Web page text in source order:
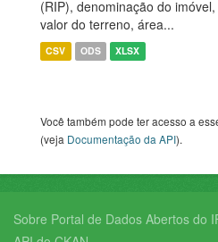
(RIP), denominação do
valor do terreno, área...
CSV ODS XLSX
Você também pode ter acesso a
(veja Documentação da API).
Sobre Portal de Dados Abertos do